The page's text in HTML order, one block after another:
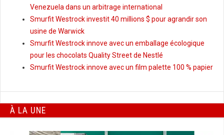
Venezuela dans un arbitrage international
Smurfit Westrock investit 40 millions $ pour agrandir son
usine de Warwick
Smurfit Westrock innove avec un emballage écologique
pour les chocolats Quality Street de Nestlé
Smurfit Westrock innove avec un film palette 100 % papier
À LA UNE